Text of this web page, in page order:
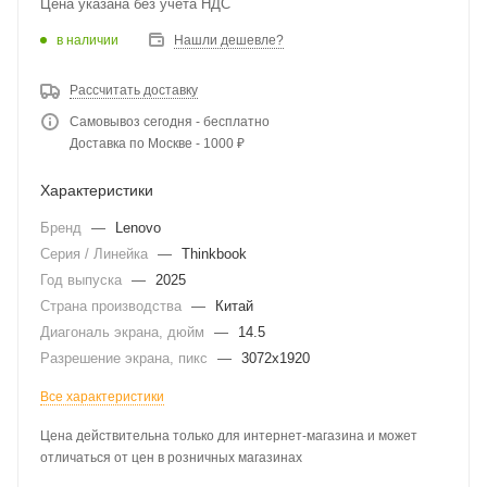
Цена указана без учета НДС
в наличии Нашли дешевле?
Рассчитать доставку
Самовывоз сегодня - бесплатно
Доставка по Москве - 1000 ₽
Характеристики
Бренд —
Lenovo
Серия / Линейка — Thinkbook
Год выпуска — 2025
Страна производства —
Китай
Диагональ экрана, дюйм
—
14.5
Разрешение экрана, пикс
— 3072x1920
Все характеристики
Цена действительна только для интернет-магазина и может
отличаться от цен в розничных магазинах